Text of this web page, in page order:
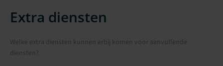
Extra diensten
Welke extra diensten kunnen erbij komen voor aanvullende
diensten?